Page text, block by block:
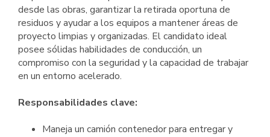
desde las obras, garantizar la retirada oportuna de
residuos y ayudar a los equipos a mantener áreas de
proyecto limpias y organizadas. El candidato ideal
posee sólidas habilidades de conducción, un
compromiso con la seguridad y la capacidad de trabajar
en un entorno acelerado.
Responsabilidades clave:
Maneja un camión contenedor para entregar y